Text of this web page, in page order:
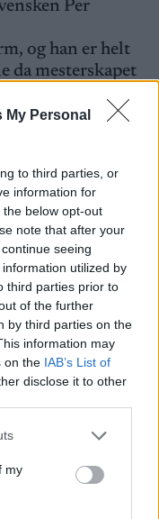
My Personal
to third parties, or
information for
below opt-out
note that after your
seeing
utilized by
third parties prior to
of the further
by third parties on the
information may
on the IAB’s List of
disclose it to other
or more Google
You may click to
third-party tags to
in below Google
my
Per
og han er helt
da mesterskapet
skryter
på grunn av sår